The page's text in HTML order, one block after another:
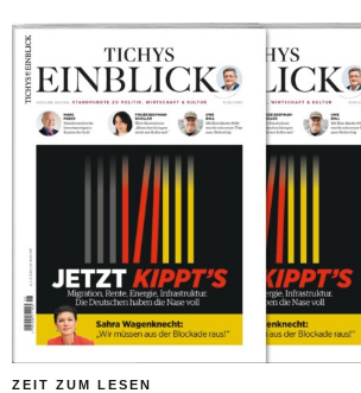
ZEIT ZUM LESEN